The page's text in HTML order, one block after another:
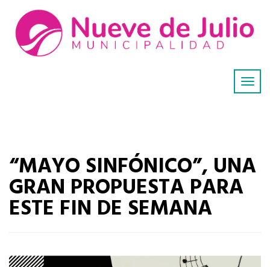
“MAYO SINFÓNICO”, UNA
GRAN PROPUESTA PARA
ESTE FIN DE SEMANA